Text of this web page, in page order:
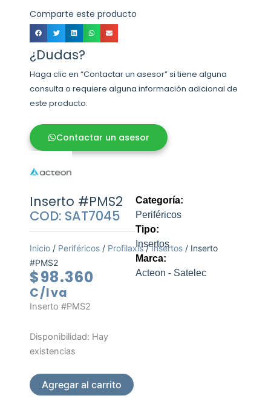
Comparte este producto
¿Dudas?
Haga clic en “Contactar un asesor” si tiene alguna
consulta o requiere alguna información adicional de
este producto:
Contactar un asesor
Inserto #PMS2
COD: SAT7045
Inicio / Periféricos / Profilaxis/Insertos / Inserto
#PMS2
$98.360
C/Iva
Inserto #PMS2
Disponibilidad: Hay
existencias
Inserto
#PMS2
Agregar al carrito
Categoría:
Periféricos
Tipo:
Insertos
Marca:
Acteon - Satelec